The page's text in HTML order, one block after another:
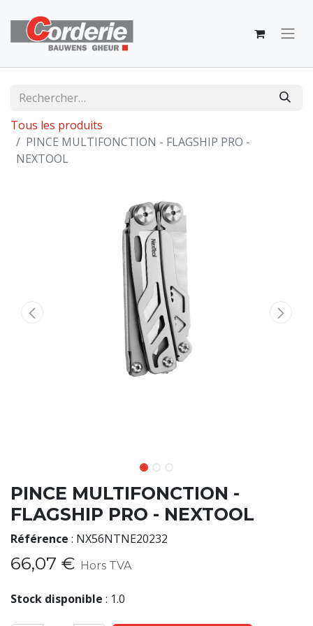
Tous les produits
PINCE MULTIFONCTION - FLAGSHIP PRO -
NEXTOOL
PINCE MULTIFONCTION -
FLAGSHIP PRO - NEXTOOL
Référence : NX56NTNE20232
66,07 € Hors TVA
Stock disponible : 1.0